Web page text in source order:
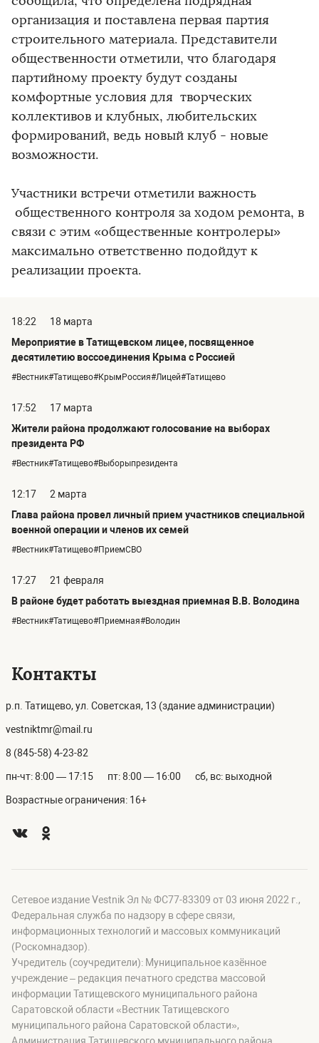
организация и поставлена первая партия
строительного материала. Представители
общественности отметили, что благодаря
партийному проекту будут созданы
комфортные условия для творческих
коллективов и клубных, любительских
формирований, ведь новый клуб - новые
возможности.
Участники встречи отметили важность
общественного контроля за ходом ремонта, в
связи с этим «общественные контролеры»
максимально ответственно подойдут к
реализации проекта.
18:22
18 марта
Мероприятие в Татищевском лицее, посвященное
десятилетию воссоединения Крыма с Россией
#Вестник#Татищево#КрымРоссия#Лицей#Татищево
17:52
17 марта
Жители района продолжают голосование на выборах
президента РФ
#Вестник#Татищево#Выборыпрезидента
12:17
2 марта
Глава района провел личный прием участников специальной
военной операции и членов их семей
#Вестник#Татищево#ПриемСВО
17:27
21 февраля
В районе будет работать выездная приемная В.В. Володина
#Вестник#Татищево#Приемная#Володин
Контакты
р.п. Татищево, ул. Советская, 13 (здание администрации)
vestniktmr@mail.ru
8 (845-58) 4-23-82
пн-чт: 8:00 — 17:15 пт: 8:00 — 16:00 сб, вс: выходной
Возрастные ограничения: 16+
Сетевое издание Vestnik Эл № ФС77-83309 от 03 июня 2022 г.,
Федеральная служба по надзору в сфере связи,
информационных технологий и массовых коммуникаций
(Роскомнадзор).
Учредитель (соучредители): Муниципальное казённое
учреждение – редакция печатного средства массовой
информации Татищевского муниципального района
Саратовской области «Вестник Татищевского
муниципального района Саратовской области»,